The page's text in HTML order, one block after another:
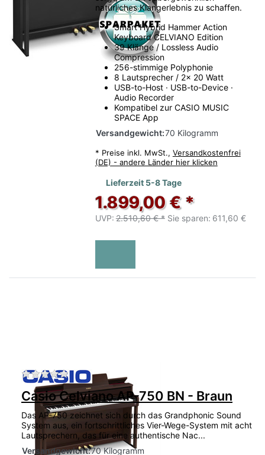
natürliches Klangerlebnis zu schaffen.
Smart Hybrid Hammer Action
Keyboard CELVIANO Edition
39 Klänge / Lossless Audio
Compression
256-stimmige Polyphonie
8 Lautsprecher / 2x 20 Watt
USB-to-Host · USB-to-Device ·
Audio Recorder
Kompatibel zur CASIO MUSIC
SPACE App
Versandgewicht:70 Kilogramm
* Preise inkl. MwSt., Versandkostenfrei
(DE) - andere Länder hier klicken
Lieferzeit 5-8 Tage
1.899,00 € *
UVP: 2.510,60 € * Sie sparen: 611,60 €
Zu diesem Produkt liegen noch keine
Casio Celviano AP-750 BN - Braun
Das AP-750 zeichnet sich durch das Grandphonic Sound
System aus, ein fortschrittliches Vier-Wege-System mit acht
Lautsprechern, das für eine authentische Nac...
Versandgewicht:70 Kilogramm